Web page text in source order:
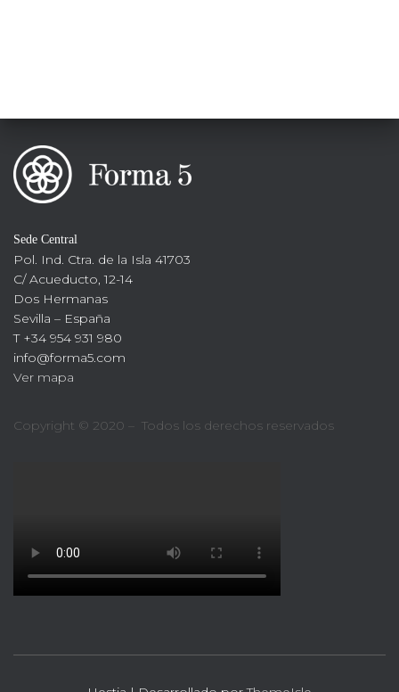
Sede Central
Pol. Ind. Ctra. de la Isla 41703
C/ Acueducto, 12-14
Dos Hermanas
Sevilla – España
T +34 954 931 980
info@forma5.com
Ver mapa
Copyright © 2020 – Todos los derechos reservados